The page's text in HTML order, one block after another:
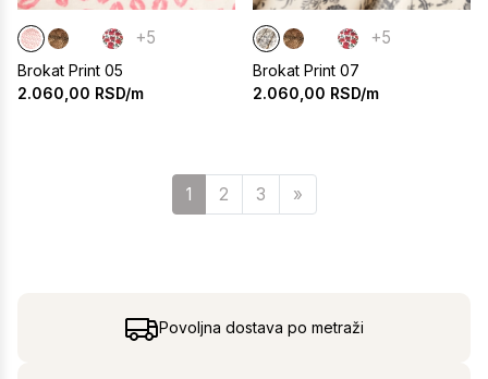
+5
Brokat Print 05
2.060,00 RSD/m
+5
Brokat Print 07
2.060,00 RSD/m
1 2 3 »Sledeća
Povoljna dostava po metraži